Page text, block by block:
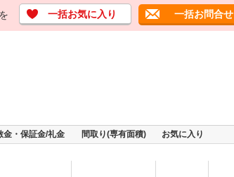
一括お気に入り 一括お問合せ
金・保証金/礼金 間取り(専有面積) お気に入り